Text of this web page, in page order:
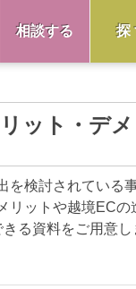
相談する 探
リット・デ
を検討されている
リットや越境ECの
る資料をご用意し